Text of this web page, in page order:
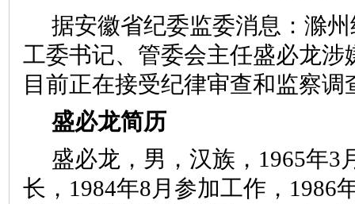
据安徽省纪委监委消息：滁
工委书记、管委会主任盛必龙涉
目前正在接受纪律审查和监察调
盛必龙简历
盛必龙，男，汉族，1965年3
长，1984年8月参加工作，1986